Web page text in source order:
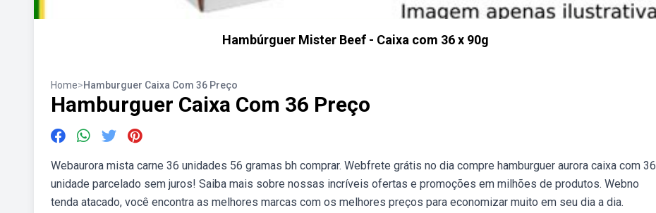
Hambúrguer Mister Beef - Caixa com 36 x 90g
Home>Hamburguer Caixa Com 36 Preço
Hamburguer Caixa Com 36 Preço
Webaurora mista carne 36 unidades 56 gramas bh comprar. Webfrete grátis no dia compre hamburguer aurora caixa com 36
unidade parcelado sem juros! Saiba mais sobre nossas incríveis ofertas e promoções em milhões de produtos. Webno
tenda atacado, você encontra as melhores marcas com os melhores preços para economizar muito em seu dia a dia.